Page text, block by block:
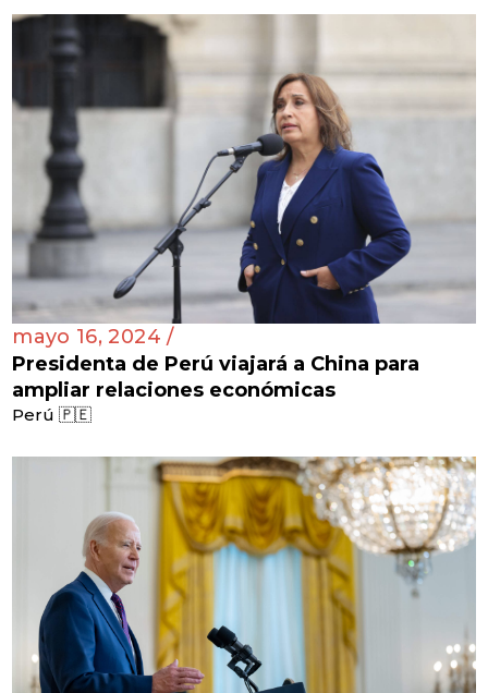
mayo 16, 2024 /
Presidenta de Perú viajará a China para
ampliar relaciones económicas
Perú 🇵🇪